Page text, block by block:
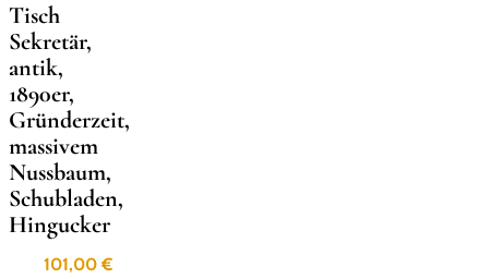
Tisch
Sekretär,
antik,
1890er,
Gründerzeit,
massivem
Nussbaum,
Schubladen,
Hingucker
101,00€